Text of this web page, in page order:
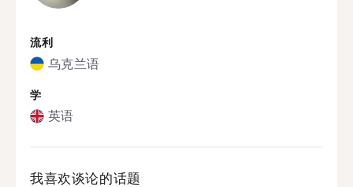
流利
乌克兰语
学
英语
我喜欢谈论的话题